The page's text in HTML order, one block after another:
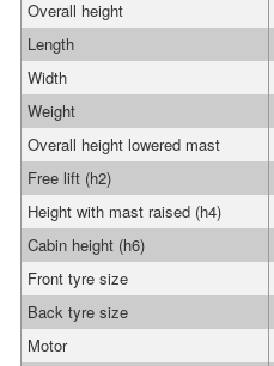
Overall height
Length
Width
Weight
Overall height lowered mast
Free lift (h2)
Height with mast raised (h4)
Cabin height (h6)
Front tyre size
Back tyre size
Motor